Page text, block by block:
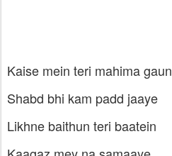
Kaise mein teri mahima gaun
Shabd bhi kam padd jaaye
Likhne baithun teri baatein